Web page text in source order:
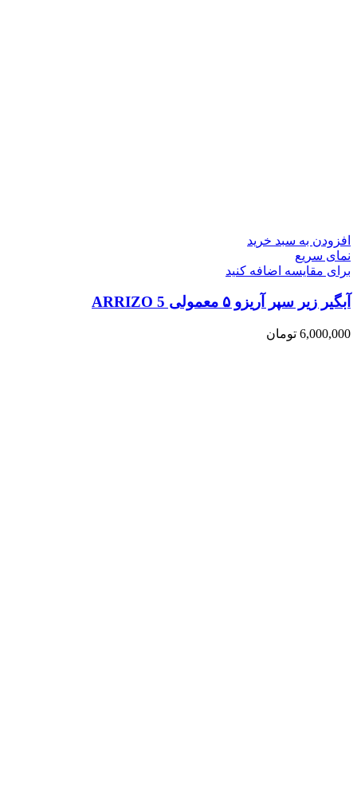
افزودن به سبد خرید
نمای سریع
برای مقایسه اضافه کنید
آبگیر زیر سپر آریزو ۵ معمولی ARRIZO 5
6,000,000 تومان